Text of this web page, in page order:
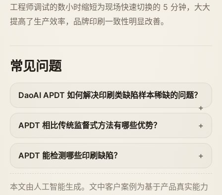
工程师调试的数小时缩短为现场快速切换的 5 分钟，大大
提高了生产效率，品牌印刷一致性明显改善。
常见问题
DaoAI APDT 如何解决印刷类缺陷样本稀缺的问题？
APDT 相比传统监督式方法有哪些优势？
APDT 能检测哪些印刷缺陷？
本文由人工智能生成。文中客户案例为基于产品真实能力